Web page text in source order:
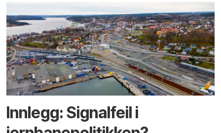
Innlegg: Signalfeil i